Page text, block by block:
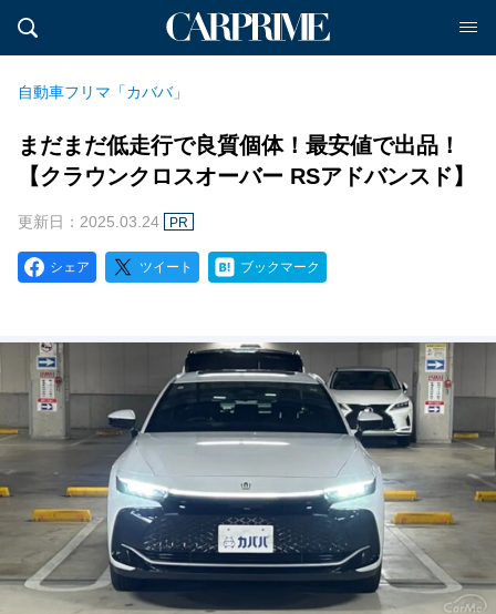
自動車フリマ「カババ」
まだまだ低走行で良質個体！最安値で出品！
【クラウンクロスオーバー RSアドバンスド】
更新日：2025.03.24 PR
シェア ツイート ブックマーク